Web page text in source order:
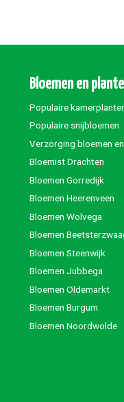
Bloemen en
Populaire
Populaire snijbloemen
Verzorging bloemen
Bloemist Drachten
Bloemen Gorredijk
Bloemen Heerenveen
Bloemen Wolvega
Bloemen
Bloemen Steenwijk
Bloemen Jubbega
Bloemen Oldemarkt
Bloemen Burgum
Bloemen Noordwolde